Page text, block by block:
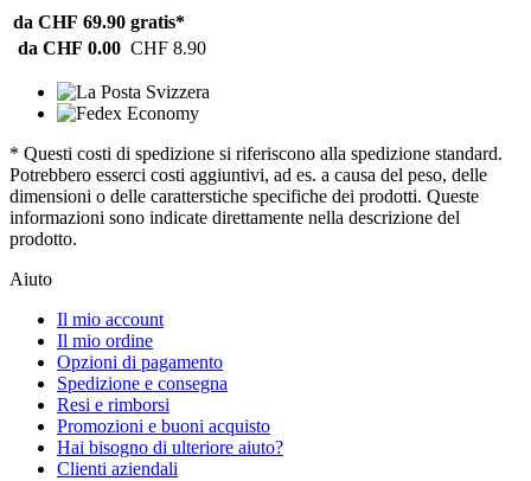
da CHF 69.90 gratis*
da CHF 0.00 CHF 8.90
* Questi costi di spedizione si riferiscono alla spedizione standard.
Potrebbero esserci costi aggiuntivi, ad es. a causa del peso, delle
dimensioni o delle caratterstiche specifiche dei prodotti. Queste
informazioni sono indicate direttamente nella descrizione del
prodotto.
Aiuto
Il mio account
Il mio ordine
Opzioni di pagamento
Spedizione e consegna
Resi e rimborsi
Promozioni e buoni acquisto
Hai bisogno di ulteriore aiuto?
Clienti aziendali